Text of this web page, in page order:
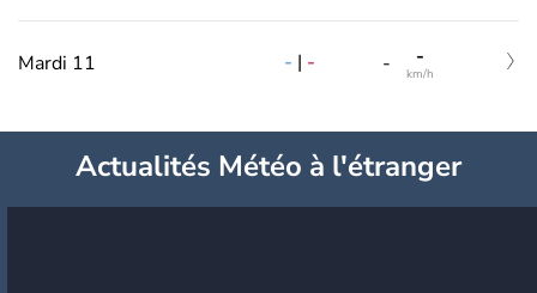
Mardi 11 - | - - -
km/h
Actualités Météo à l'étranger